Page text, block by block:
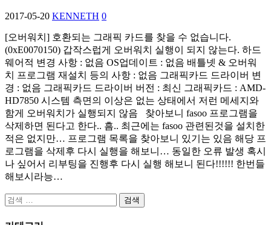
2017-05-20 KENNETH 0
[오버워치] 호환되는 그래픽 카드를 찾을 수 없습니다.
(0xE0070150) 갑작스럽게 오버워치 실행이 되지 않는다. 하드
웨어적 변경 사항 : 없음 OS업데이트 : 없음 배틀넷 & 오버워
치 프로그램 재설치 등의 사항 : 없음 그래픽카드 드라이버 변
경 : 없음 그래픽카드 드라이버 버전 : 최신 그래픽카드 : AMD-
HD7850 시스템 측면의 이상은 없는 상태에서 저런 메세지와
함게 오버워치가 실행되지 않음 찾아보니 fasoo 프로그램을
삭제하면 된다고 한다.. 흠.. 최근에는 fasoo 관련된것을 설치한
적은 없지만… 프로그램 목록을 찾아보니 있기는 있음 해당 프
로그램을 삭제후 다시 실행을 해보니… 동일한 오류 발생 혹시
나 싶어서 리부팅을 진행후 다시 실행 해보니 된다!!!!!! 한번들
해보시라능…
검